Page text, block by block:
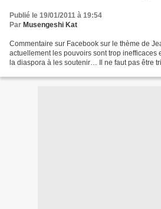
Publié le 19/01/2011 à 19:54
Par Musengeshi Kat
Commentaire sur Facebook sur le thème de
actuellement les pouvoirs sont trop inefficaces
la diaspora à les soutenir… Il ne faut pas être